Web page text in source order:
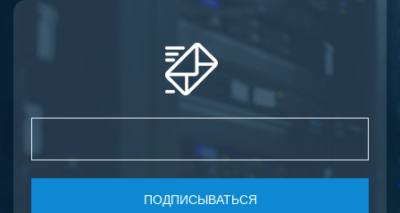
ПОДПИСЫВАТЬСЯ